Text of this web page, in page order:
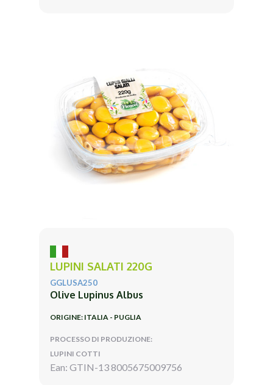
LUPINI SALATI 220G
GGLUSA250
Olive Lupinus Albus
ORIGINE: ITALIA - PUGLIA
PROCESSO DI PRODUZIONE:
LUPINI COTTI
Ean: GTIN-13 8005675009756